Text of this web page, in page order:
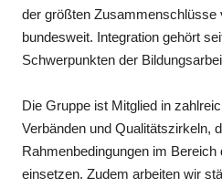
der größten Zusammenschlüsse
bundesweit. Integration gehört
Schwerpunkten der
Die Gruppe ist Mitglied in
Verbänden und Qualitätszirkeln,
Rahmenbedingungen im
einsetzen. Zudem arbeiten wir